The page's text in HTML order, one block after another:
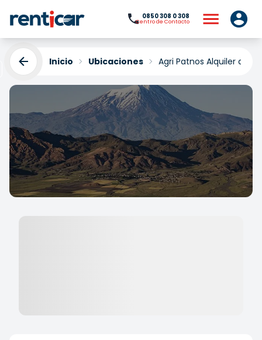
0850 308 0 308
Centro de Contacto
Inicio Ubicaciones Agri Patnos Alquiler de
Agri Patnos Alquiler de